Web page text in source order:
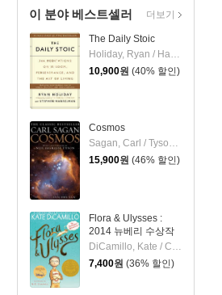
이 분야 베스트셀러
The Daily Stoic
Holiday, Ryan / Hanselman, Stephen
10,900원 (40% 할인)
Cosmos
Sagan, Carl / Tyson, Neil Degrasse / Druyan, Ann
15,900원 (46% 할인)
Flora & Ulysses :
2014 뉴베리 수상작
DiCamillo, Kate / Campbell, K. G.
7,400원 (36% 할인)
더보기